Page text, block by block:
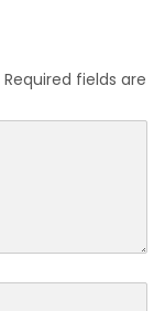
Required fields are